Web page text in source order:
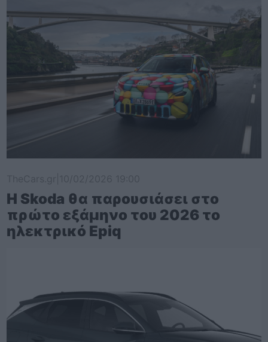
Η Skoda θα παρουσιάσει στο
πρώτο εξάμηνο του 2026 το
ηλεκτρικό Epiq